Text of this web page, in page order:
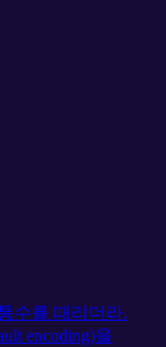
수를 때리더라.
encoding)을